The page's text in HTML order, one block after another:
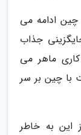
چین ادامه می
جذاب
ماهر می
با چین بر سر
این به خاطر